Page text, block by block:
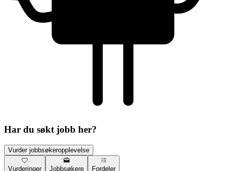
Har du søkt jobb her?
Vurder jobbsøkeropplevelse
Vurderinger Jobbsøkere Fordeler